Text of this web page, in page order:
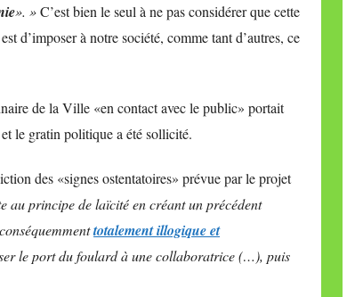
». »C’est bien le seul à ne pas considérer que cette
d’imposer à notre société, comme tant d’autres, ce
de la Ville «en contact avec le public» portait
le gratin politique a été sollicité.
des «signes ostentatoires» prévue par le projet
au principe de laïcité en créant un précédent
totalement illogique et
le port du foulard à une collaboratrice (…), puis